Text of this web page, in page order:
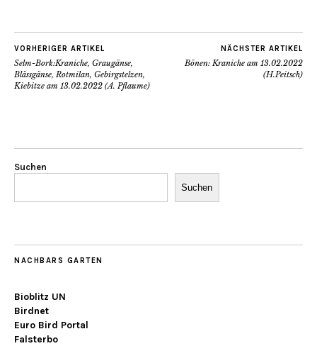
VORHERIGER ARTIKEL
Selm-Bork:Kraniche, Graugänse,
Blässgänse, Rotmilan, Gebirgstelzen,
Kiebitze am 13.02.2022 (A. Pflaume)
NÄCHSTER ARTIKEL
Bönen: Kraniche am 13.02.2022
(H.Peitsch)
Suchen
Suchen
NACHBARS GARTEN
Bioblitz UN
Birdnet
Euro Bird Portal
Falsterbo